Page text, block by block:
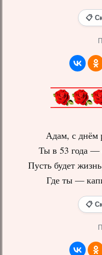
📋
Адам, с днём
Ты в 53 года —
Пусть будет
Где ты —
📋